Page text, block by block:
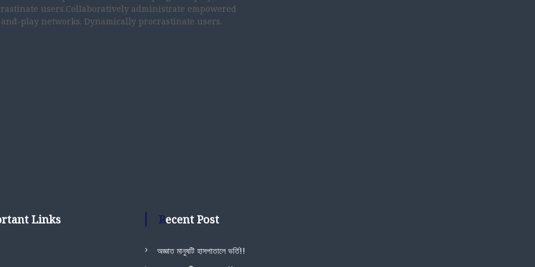
users.Collaboratively administrate empowered
play networks. Dynamically procrastinate users.
Links Recent Post
অজ্ঞাত মানুষটি হাসপাতালে ভর্তি!!